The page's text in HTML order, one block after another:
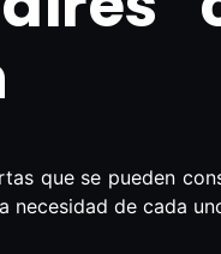
que se pueden
necesidad de cada